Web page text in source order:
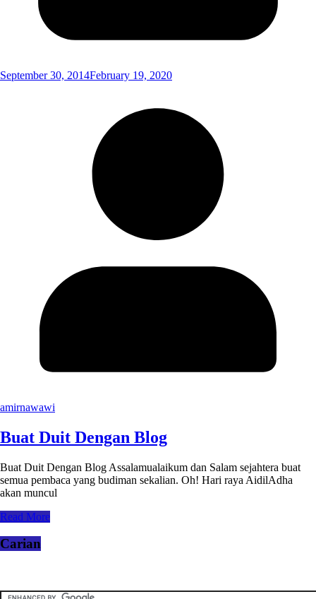
September 30, 2014February 19, 2020
amirnawawi
Buat Duit Dengan Blog
Buat Duit Dengan Blog Assalamualaikum dan Salam sejahtera buat
semua pembaca yang budiman sekalian. Oh! Hari raya AidilAdha
akan muncul
Read More
Carian